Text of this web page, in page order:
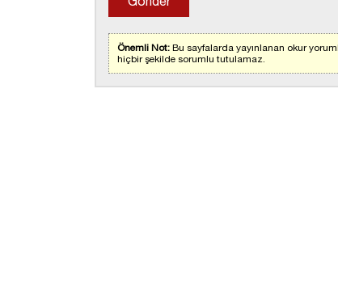
Önemli Not: Bu sayfalarda yayınlanan okur
hiçbir şekilde sorumlu tutulamaz.